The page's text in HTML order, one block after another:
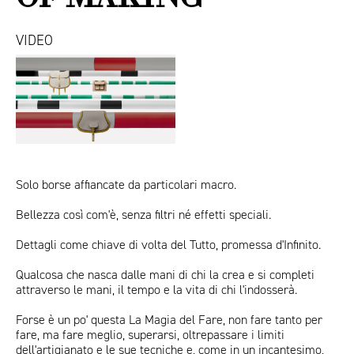
ITA
VIDEO
Video
selle
Solo borse affiancate da particolari macro.
Bellezza così com'è, senza filtri né effetti speciali.
Dettagli come chiave di volta del Tutto, promessa d'Infinito.
Qualcosa che nasca dalle mani di chi la crea e si completi
attraverso le mani, il tempo e la vita di chi l'indosserà.
Forse è un po' questa La Magia del Fare, non fare tanto per
fare, ma fare meglio, superarsi, oltrepassare i limiti
dell'artigianato e le sue tecniche e, come in un incantesimo,